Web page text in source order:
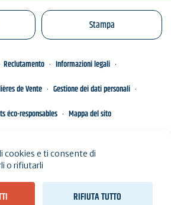
Stampa
Reclutamento
Informazioni legali
de Vente
Gestione dei dati personali
éco-responsables
Mappa del sito
cookies e ti consente di
o rifiutarli
RIFIUTA TUTTO